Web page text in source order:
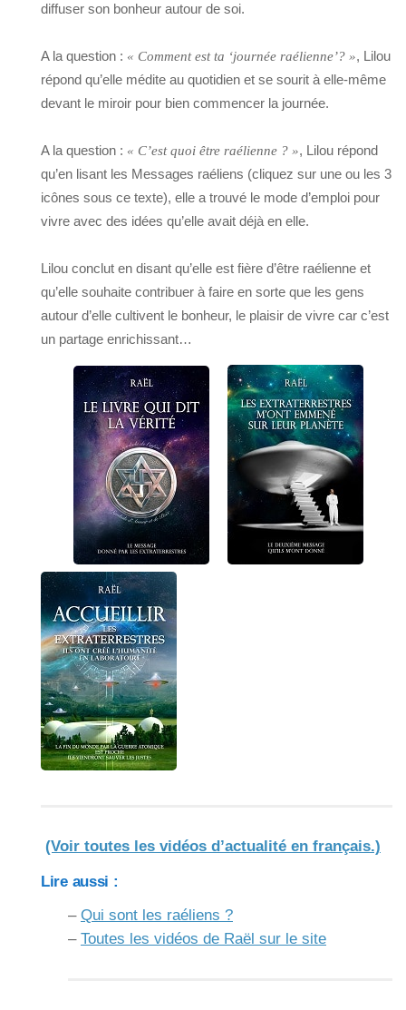
diffuser son bonheur autour de soi.
A la question : « Comment est ta ‘journée raélienne’? », Lilou
répond qu’elle médite au quotidien et se sourit à elle-même
devant le miroir pour bien commencer la journée.
A la question : « C’est quoi être raélienne ? », Lilou répond
qu’en lisant les Messages raéliens (cliquez sur une ou les 3
icônes sous ce texte), elle a trouvé le mode d’emploi pour
vivre avec des idées qu’elle avait déjà en elle.
Lilou conclut en disant qu’elle est fière d’être raélienne et
qu’elle souhaite contribuer à faire en sorte que les gens
autour d’elle cultivent le bonheur, le plaisir de vivre car c’est
un partage enrichissant…
(Voir toutes les vidéos d’actualité en français.)
Lire aussi :
– Qui sont les raéliens ?
– Toutes les vidéos de Raël sur le site